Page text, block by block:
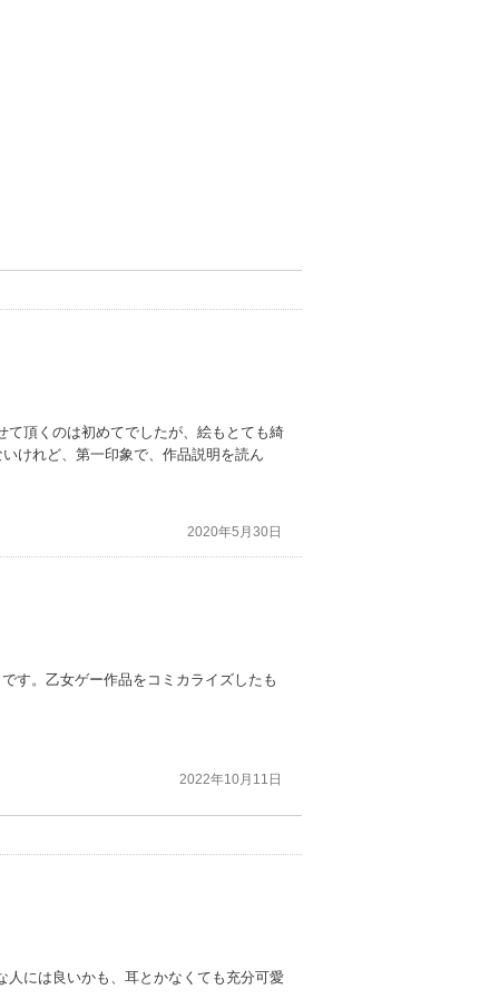
て頂くのは初めてでしたが、絵もとても綺
けれど、第一印象で、作品説明を読ん
2020年5月30日
す。乙女ゲー作品をコミカライズしたも
2022年10月11日
人には良いかも、耳とかなくても充分可愛